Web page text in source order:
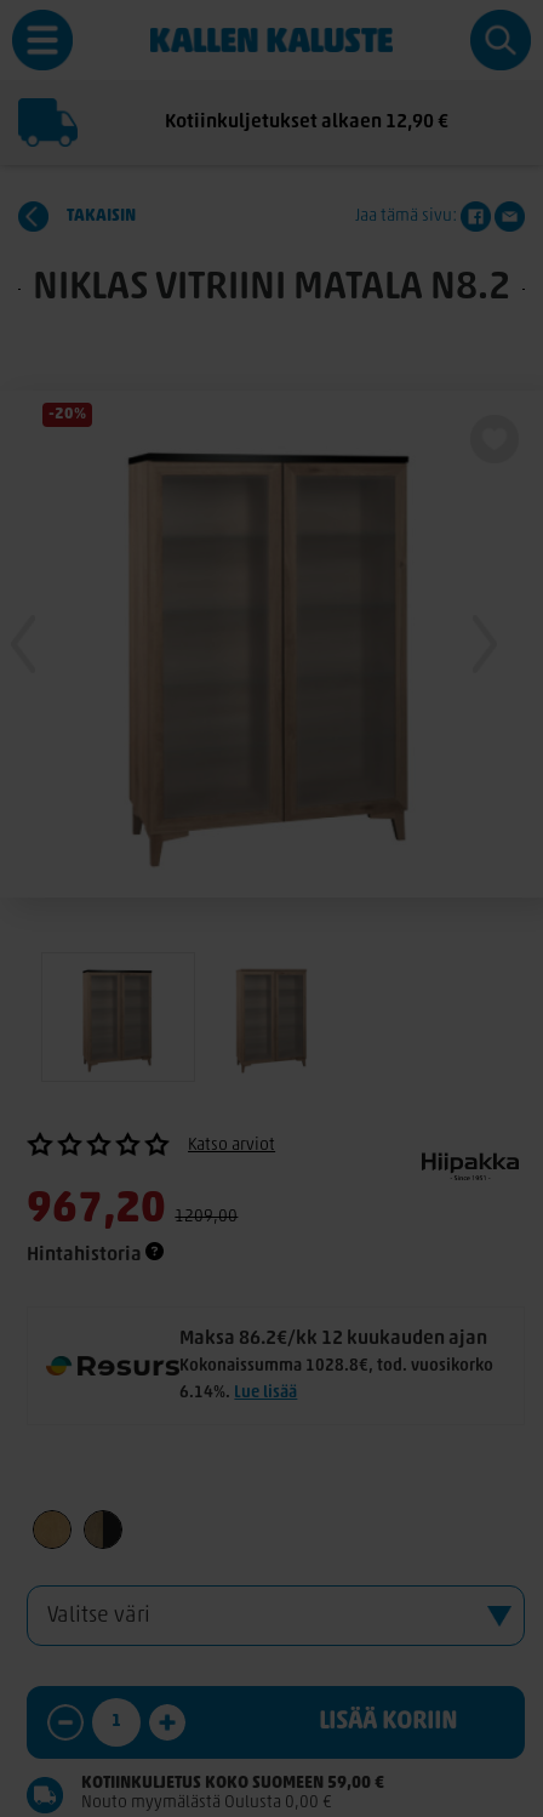
Kotiinkuljetukset alkaen 12,90 €
TAKAISIN Jaa tämä sivu:
NIKLAS VITRIINI MATALA N8.2
-20%
Katso arviot
967,20 1209,00
Hintahistoria
Maksa 86.2€/kk 12 kuukauden ajan
Kokonaissumma 1028.8€, tod. vuosikorko
6.14%. Lue lisää
LISÄÄ KORIIN
KOTIINKULJETUS KOKO SUOMEEN 59,00 €
Nouto myymälästä Oulusta 0,00 €